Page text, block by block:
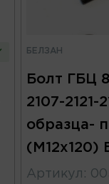
БЕЛЗАН
Болт ГБЦ
2107-2121-
образца-
(М12х120)
Артикул :